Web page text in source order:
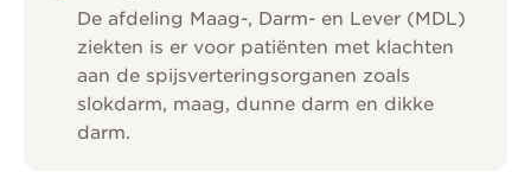
De afdeling Maag-, Darm- en Lever (MDL)
ziekten is er voor patiënten met klachten
aan de spijsverteringsorganen zoals
slokdarm, maag, dunne darm en dikke
darm.